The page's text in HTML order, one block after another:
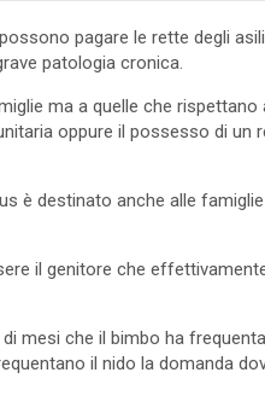
pagare le rette degli
patologia cronica.
ma a quelle che
oppure il possesso di un
è destinato anche alle
il genitore che
mesi che il bimbo ha
il nido la domanda